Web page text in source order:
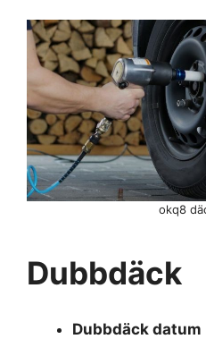
okq8
Dubbdäck
Dubbdäck datum